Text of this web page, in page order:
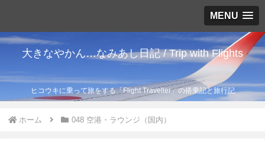
MENU
大きなやかん…なみあし日記 / Trip with Flights
ヒコウキに乗って旅をする「Flight Traveller」の搭乗記と旅行記
ホーム 048 空港・ラウンジ（国内）